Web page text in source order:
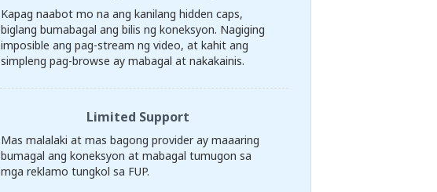
Kapag naabot mo na ang kanilang hidden caps,
biglang bumabagal ang bilis ng koneksyon. Nagiging
imposible ang pag-stream ng video, at kahit ang
simpleng pag-browse ay mabagal at nakakainis.
Limited Support
Mas malalaki at mas bagong provider ay maaaring
bumagal ang koneksyon at mabagal tumugon sa
mga reklamo tungkol sa FUP.